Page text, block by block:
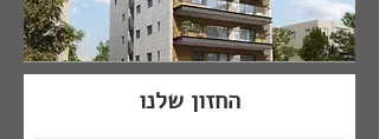
החזון שלנו